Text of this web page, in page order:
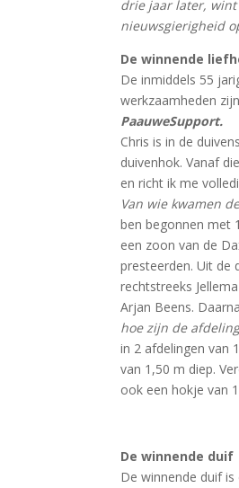
drie jaar later, wint
nieuwsgierigheid
De winnende
De inmiddels 55
werkzaamheden
PaauweSupport.
Chris is in de
duivenhok. Vanaf
en richt ik me
Van wie kwamen
ben begonnen met
een zoon van de
presteerden. Uit de
rechtstreeks
Arjan Beens.
hoe zijn de
in 2 afdelingen van
van 1,50 m diep.
ook een hokje van
De winnende duif
De winnende duif